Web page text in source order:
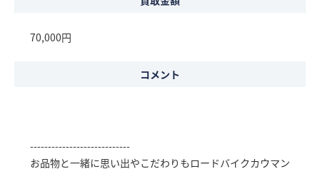
70,000円
コメント
----------------------------
お品物と一緒に思い出やこだわりもロードバイクカウマン